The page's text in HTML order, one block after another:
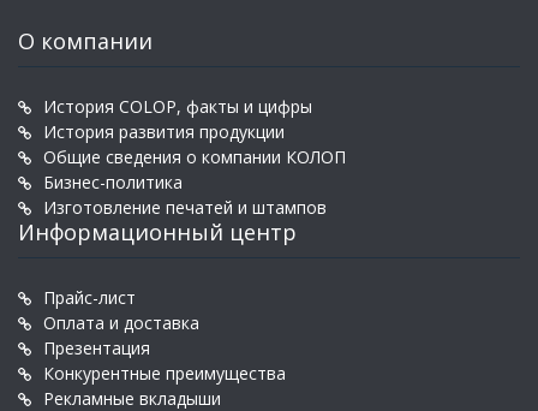
О компании
История COLOP, факты и цифры
История развития продукции
Общие сведения о компании КОЛОП
Бизнес-политика
Изготовление печатей и штампов
Информационный центр
Прайс-лист
Оплата и доставка
Презентация
Конкурентные преимущества
Рекламные вкладыши